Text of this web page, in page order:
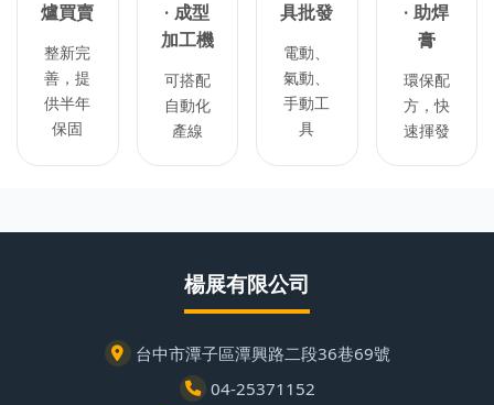
爐買賣
整新完
善，提
供半年
保固
· 成型
加工機
可搭配
自動化
產線
具批發
電動、
氣動、
手動工
具
· 助焊
膏
環保配
方，快
速揮發
楊展有限公司
台中市潭子區潭興路二段36巷69號
04-25371152